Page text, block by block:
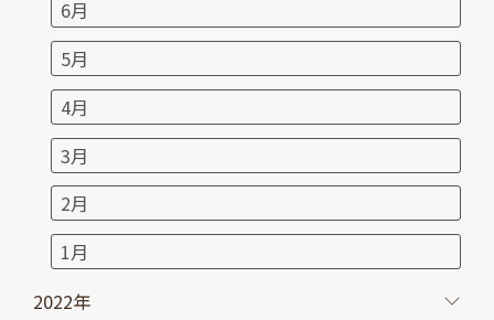
6月
5月
4月
3月
2月
1月
2022年